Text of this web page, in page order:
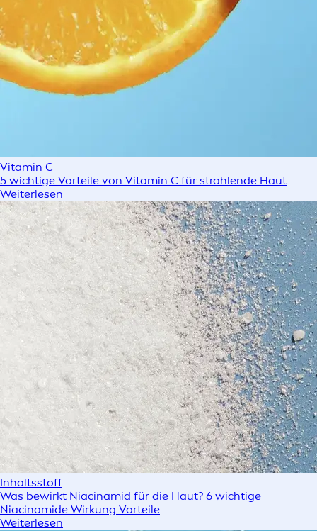
Vitamin C
5 wichtige Vorteile von Vitamin C für strahlende Haut
Weiterlesen
Inhaltsstoff
Was bewirkt Niacinamid für die Haut? 6 wichtige
Niacinamide Wirkung Vorteile
Weiterlesen